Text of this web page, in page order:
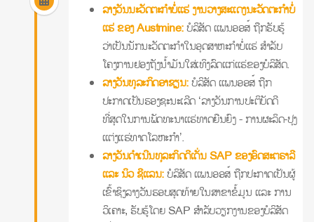
ລາງວັນນະວັດຕະກໍາບໍ່ແຮ່ ງານວາງສະແດງນະວັດຕະກໍາບໍ່
ແຮ່ ຂອງ Austmine:ບໍລິສັດ ແພນອອສ໌ ຖືກຮັບຮູ້
ວ່າເປັນນັກນະວັດຕະກໍາໃນອຸດສາຫະກໍາບໍ່ແຮ່ ສໍາລັບ
ໂຄງການຢອງຖັງນໍ້າມັນໃສ່ເທິງລົດແກ່ແຮ່ຂອງບໍລິສັດ.
ລາງວັນທຸລະກິດອາຊຽນ:ບໍລິສັດ ແພນອອສ໌ ຖືກ
ປະກາດເປັນຮອງຊະນະເລີດ ‘ລາງວັນການປະຕິບັດດີ
ທີ່ສຸດໃນການພັດທະນາແຮ່ທາດຍືນຍົງ - ການຜະລິດ-ປຸງ
ແຕ່ງແຮ່ທາດໂລຫະກໍາ’.
ລາງວັນດໍາເນີນທຸລະກິດດີເດັ່ນ SAP ຂອງອົດສະຕຣາລີ
ແລະ ນິວ ຊີແລນ:ບໍລິສັດ ແພນອອສ໌ ຖືກປະກາດເປັນຜູ້
ເຂົ້າຊິງລາງວັນຮອບສຸດທ້າຍໃນສາຂາຂໍ້ມູນ ແລະ ການ
ວິເຄາະ, ຮັບຮູ້ໂດຍ SAP ສໍາລັບວຽກງານຂອງບໍລິສັດ